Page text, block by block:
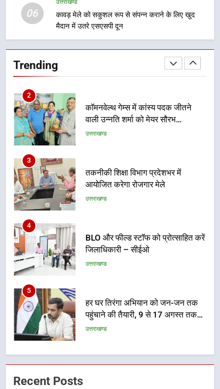
06
कावड़ मेले को सकुशल रूप से संपन्न कराने के लिए खुद
मैदान में उतरे एसएसपी दून
Trending
प्रतिभा का प्रदर्शन
विशेष स्वच्छता अभियान में डीएम एवं सचिव
विधिक सेवा प्राधिकरण ने किया प्रतिभाग,
100 से अधिक लोग बने इस अभियान का
2
कॉमनवेल्थ गेम्स में कांस्य पदक जीतने
वाली उन्नति शर्मा को मेयर सौरभ
थपलियाल ने किया सम्मानित
उत्तराखण्ड
3
तकनीकी शिक्षा विभाग प्रदेशभर में
आयोजित करेगा रोजगार मेले
उत्तराखण्ड
4
BLO और फील्ड स्टॉफ को प्रोत्साहित करें
जिलाधिकारी – सीईओ
उत्तराखण्ड
5
हर घर तिरंगा अभियान को जन-जन तक
पहुंचाने की तैयारी, 9 से 17 अगस्त तक
होंगे देशभक्ति के विविध कार्यक्रम
उत्तराखण्ड
6
कावड़ मेले को सकुशल रूप से संपन्न कराने
Recent Posts